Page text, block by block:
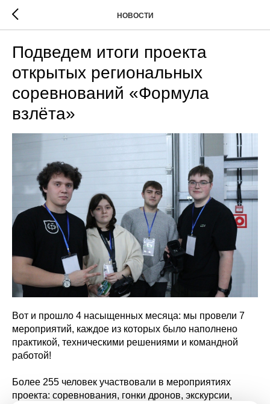
НОВОСТИ
Подведем итоги проекта
открытых региональных
соревнований «Формула
взлёта»
Вот и прошло 4 насыщенных месяца: мы провели 7
мероприятий, каждое из которых было наполнено
практикой, техническими решениями и командной
работой!
Более 255 человек участвовали в мероприятиях
проекта: соревнования, гонки дронов, экскурсии,